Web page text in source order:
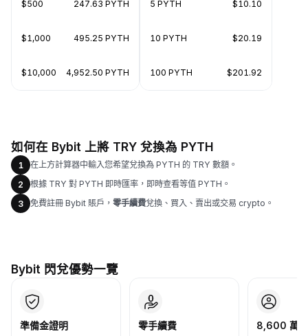
$500 247.63 PYTH
$1,000 495.25 PYTH
$10,000 4,952.50 PYTH
5 PYTH $10.10
10 PYTH $20.19
100 PYTH $201.92
如何在 Bybit 上將 TRY 兌換為 PYTH
1
在上方計算器中輸入您希望兌換為 PYTH 的 TRY 數額。
2
根據 TRY 對 PYTH 即時匯率，即時查看等值 PYTH。
3
免費註冊 Bybit 賬戶， 零手續費兌換、買入、賣出或交易 crypto。
Bybit 閃兌優勢一覽
準備金證明 零手續費 8,600 萬+